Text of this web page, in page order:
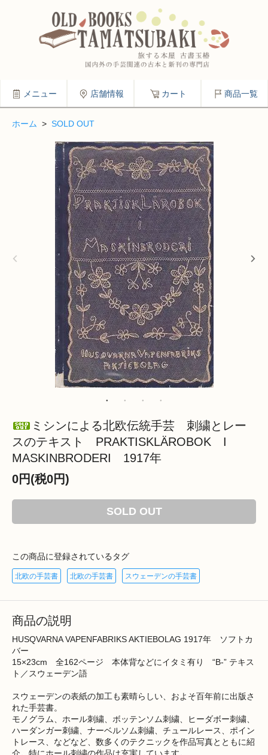
メニュー 店舗情報 カート 商品一覧
ホーム > SOLD OUT
ミシンによる北欧伝統手芸 刺繍とレー
スのテキスト PRAKTISKLÄROBOK I
MASKINBRODERI 1917年
0円(税0円)
SOLD OUT
この商品に登録されているタグ
北欧の手芸書 北欧の手芸書 スウェーデンの手芸書
商品の説明
HUSQVARNA VAPENFABRIKS AKTIEBOLAG 1917年 ソフトカ
バー
15×23cm 全162ページ 本体背などにイタミ有り “B-” テキス
ト／スウェーデン語
スウェーデンの表紙の加工も素晴らしい、およそ百年前に出版さ
れた手芸書。
モノグラム、ホール刺繍、ボッテンソム刺繍、ヒーダボー刺繍、
ハーダンガー刺繍、ナーベルソム刺繍、チュールレース、ポイン
トレース、などなど、数多くのテクニックを作品写真とともに紹